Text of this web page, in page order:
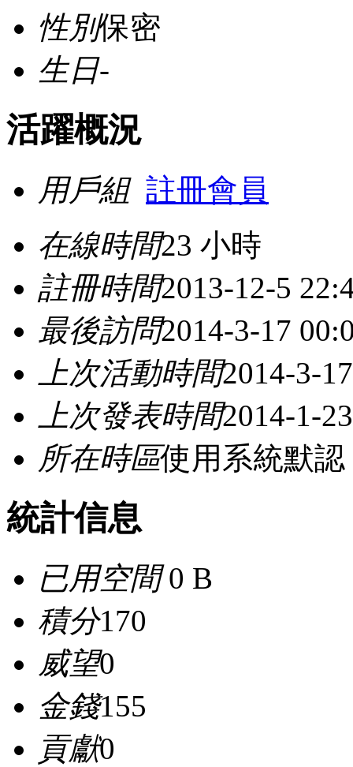
性別保密
生日-
活躍概況
用戶組 註冊會員
在線時間23 小時
註冊時間2013-12-5
最後訪問2014-3-17
上次活動時間2014-3-
上次發表時間2014-1-
所在時區使用系統默認
統計信息
已用空間0 B
積分170
威望0
金錢155
貢獻0